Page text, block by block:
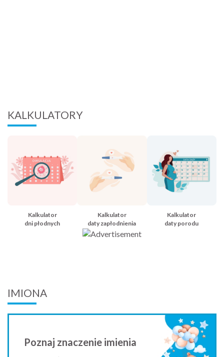
KALKULATORY
Kalkulator
dni płodnych
Kalkulator
daty zapłodnienia
Kalkulator
daty porodu
IMIONA
Poznaj znaczenie imienia